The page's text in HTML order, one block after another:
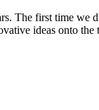
The first time we
ideas onto